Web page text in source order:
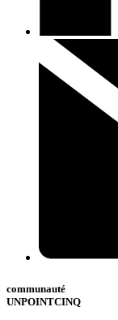
communauté
UNPOINTCINQ